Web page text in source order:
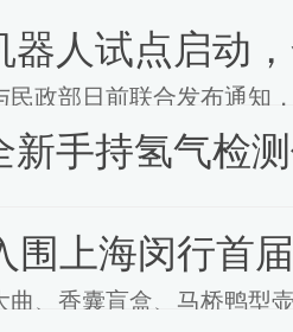
器人试点启动
民政部日前联合发布通知
场景应用试点工作。
新手持氢气检
围上海闵行首
曲、香囊盲盒、马桥鸭